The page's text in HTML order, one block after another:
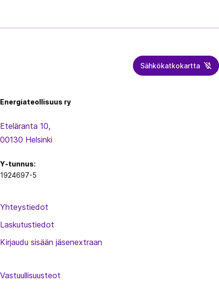
Sähkökatkokartta
Energiateollisuus ry
Eteläranta 10,
00130 Helsinki
Y-tunnus:
1924697-5
Yhteystiedot
Laskutustiedot
Kirjaudu sisään jäsenextraan
Vastuullisuusteot